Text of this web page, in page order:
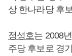
상 한나라당 후
정성호는 2008
주당 후보로 경